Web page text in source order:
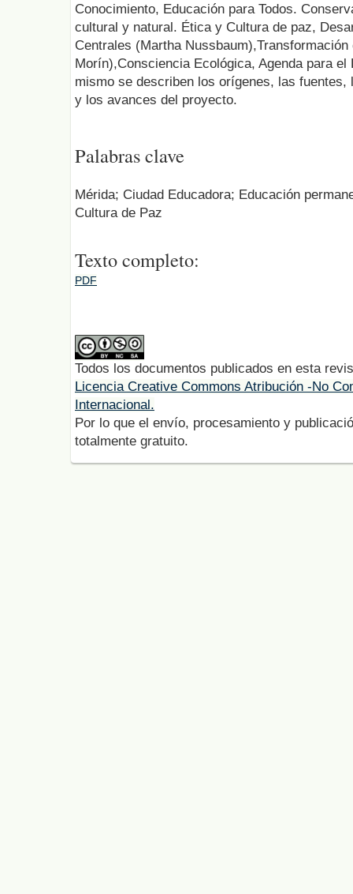
Conocimiento, Educación para Todos.
cultural y natural. Ética y Cultura de paz,
Centrales (Martha
Morín),Consciencia Ecológica, Agenda para
mismo se describen los orígenes, las fuentes,
y los avances del proyecto.
Palabras clave
Mérida; Ciudad Educadora; Educación
Cultura de Paz
Texto completo:
PDF
Todos los documentos publicados en esta
Licencia Creative Commons Atribución -No
Internacional.
Por lo que el envío, procesamiento y
totalmente gratuito.